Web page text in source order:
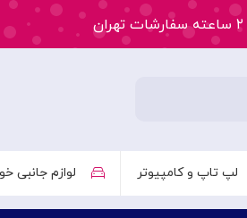
لپ تاپ و کامپیوتر لوازم جانبی